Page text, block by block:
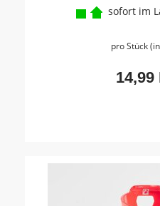
sofort im
pro Stück
14,99